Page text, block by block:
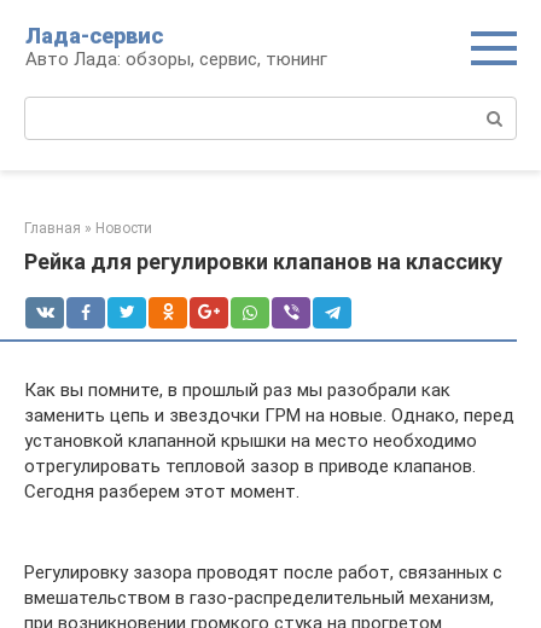
контенту
Лада-сервис
Авто Лада: обзоры, сервис, тюнинг
Главная » Новости
Рейка для регулировки клапанов на классику
Как вы помните, в прошлый раз мы разобрали как
заменить цепь и звездочки ГРМ на новые. Однако, перед
установкой клапанной крышки на место необходимо
отрегулировать тепловой зазор в приводе клапанов.
Сегодня разберем этот момент.
Регулировку зазора проводят после работ, связанных с
вмешательством в газо-распределительный механизм,
при возникновении громкого стука на прогретом